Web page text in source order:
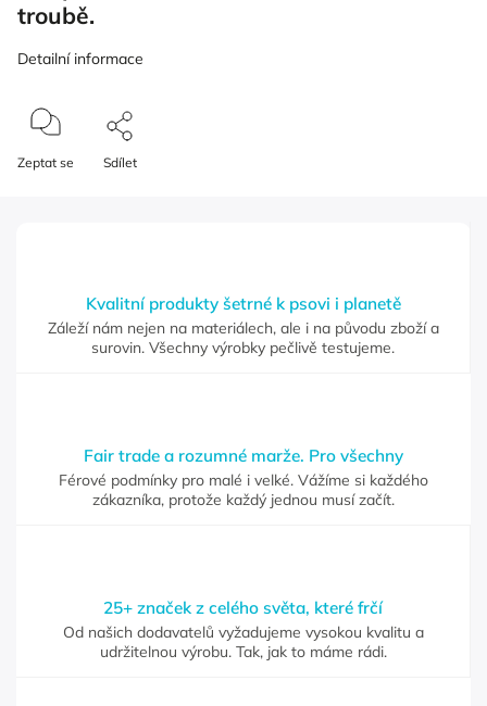
troubě.
Detailní informace
Zeptat se Sdílet
Kvalitní produkty šetrné k psovi i planetě
Záleží nám nejen na materiálech, ale i na původu zboží a
surovin. Všechny výrobky pečlivě testujeme.
Fair trade a rozumné marže. Pro všechny
Férové podmínky pro malé i velké. Vážíme si každého
zákazníka, protože každý jednou musí začít.
25+ značek z celého světa, které frčí
Od našich dodavatelů vyžadujeme vysokou kvalitu a
udržitelnou výrobu. Tak, jak to máme rádi.